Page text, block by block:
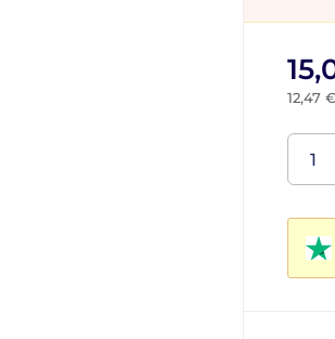
12,47